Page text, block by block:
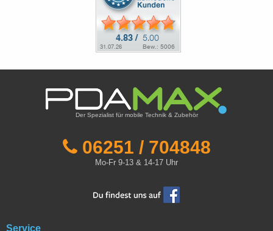
Der Spezialist für mobile Technik & Zubehör
06251 / 704848
Mo-Fr 9-13 & 14-17 Uhr
Service